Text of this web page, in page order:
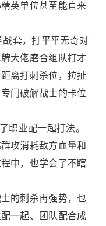
英单位甚至能直来
套，打平平无奇对
大佬磨合组队打才
离打刺杀位，拉扯
门破解战士的卡位
职业配一起打法。
攻消耗敌方血量和
中，也学会了不瞎
的刺杀再强势，也
一起、团队配合成